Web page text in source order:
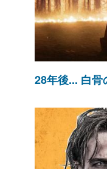
28年後... 白骨